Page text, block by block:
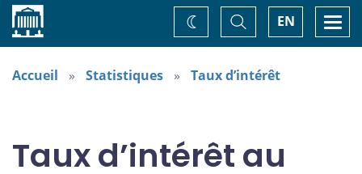
Accueil EN
Basculer
la
recherche
Changez
de
thème
Accueil Statistiques Taux d’intérêt
Taux d’intérêt au